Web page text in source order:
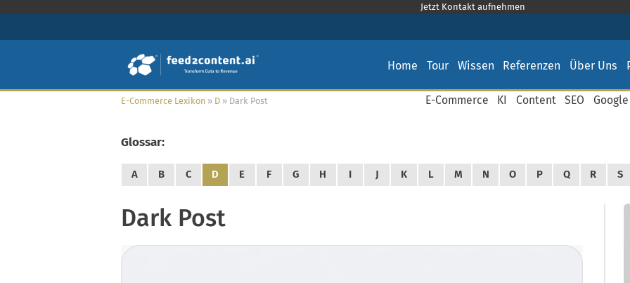
Jetzt Kontakt aufnehmen
Home Tour Wissen Referenzen Über Uns
E-Commerce Lexikon » D » Dark Post E-Commerce KI Content SEO
Glossar:
A B C D E F G H I J K L M N O P Q R S
Dark Post